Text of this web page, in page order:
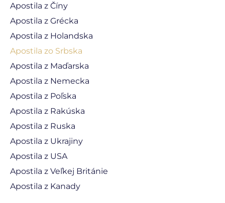
Apostila z Číny
Apostila z Grécka
Apostila z Holandska
Apostila zo Srbska
Apostila z Maďarska
Apostila z Nemecka
Apostila z Poľska
Apostila z Rakúska
Apostila z Ruska
Apostila z Ukrajiny
Apostila z USA
Apostila z Veľkej Británie
Apostila z Kanady